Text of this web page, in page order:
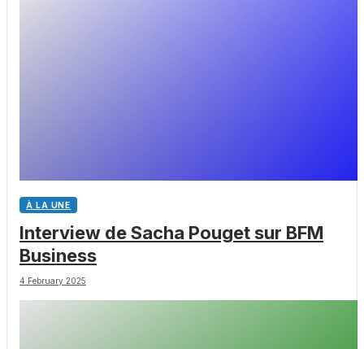
À LA UNE
Interview de Sacha Pouget sur BFM
Business
4 February 2025